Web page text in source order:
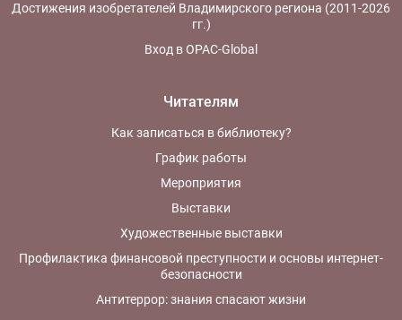
Достижения изобретателей Владимирского региона (2011-2026
гг.)
Вход в OPAC-Global
Читателям
Как записаться в библиотеку?
График работы
Мероприятия
Выставки
Художественные выставки
Профилактика финансовой преступности и основы интернет-
безопасности
Антитеррор: знания спасают жизни